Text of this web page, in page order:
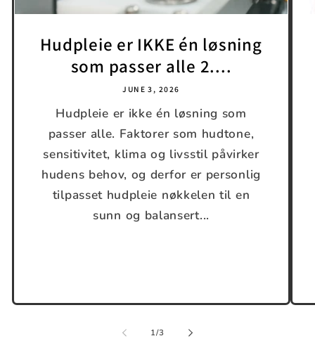
Hudpleie er IKKE én løsning
som passer alle 2....
JUNE 3, 2026
Hudpleie er ikke én løsning som
passer alle. Faktorer som hudtone,
sensitivitet, klima og livsstil påvirker
hudens behov, og derfor er personlig
tilpasset hudpleie nøkkelen til en
sunn og balansert...
1/of
3